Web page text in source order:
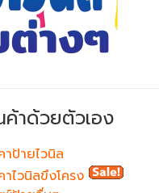
ค้าด้วยตัวเอง
ป้ายไวนิล
ไวนิลขึงโครง